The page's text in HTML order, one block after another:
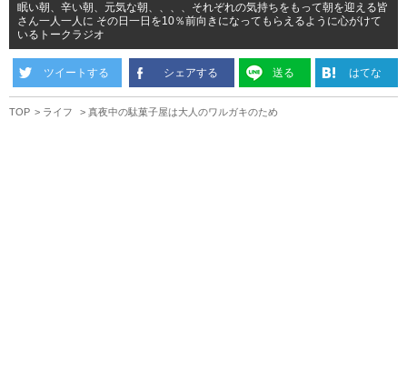
眠い朝、辛い朝、元気な朝、、、、それぞれの気持ちをもって朝を迎える皆
さん一人一人に その日一日を10％前向きになってもらえるように心がけて
いるトークラジオ
ツイートする シェアする 送る はてな
TOP ライフ 真夜中の駄菓子屋は大人のワルガキのため